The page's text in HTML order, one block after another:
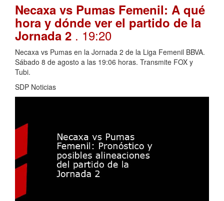
Necaxa vs Pumas Femenil: A qué
hora y dónde ver el partido de la
Jornada 2 . 19:20
Necaxa vs Pumas en la Jornada 2 de la Liga Femenil BBVA.
Sábado 8 de agosto a las 19:06 horas. Transmite FOX y
Tubi.
SDP Noticias